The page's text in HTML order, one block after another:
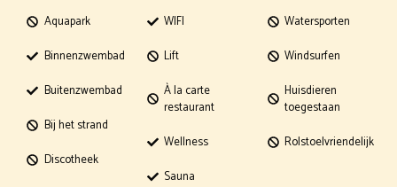
Aquapark
Binnenzwembad
Buitenzwembad
Bij het strand
Discotheek
WIFI
Lift
À la carte
restaurant
Wellness
Sauna
Watersporten
Windsurfen
Huisdieren
toegestaan
Rolstoelvriendelijk